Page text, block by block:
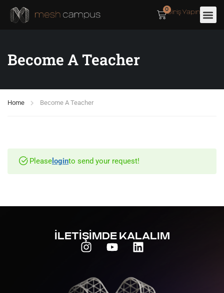
Giriş Yapın
0
Become A Teacher
Home Become A Teacher
Please loginto send your request!
İLETİŞİMDE KALALIM